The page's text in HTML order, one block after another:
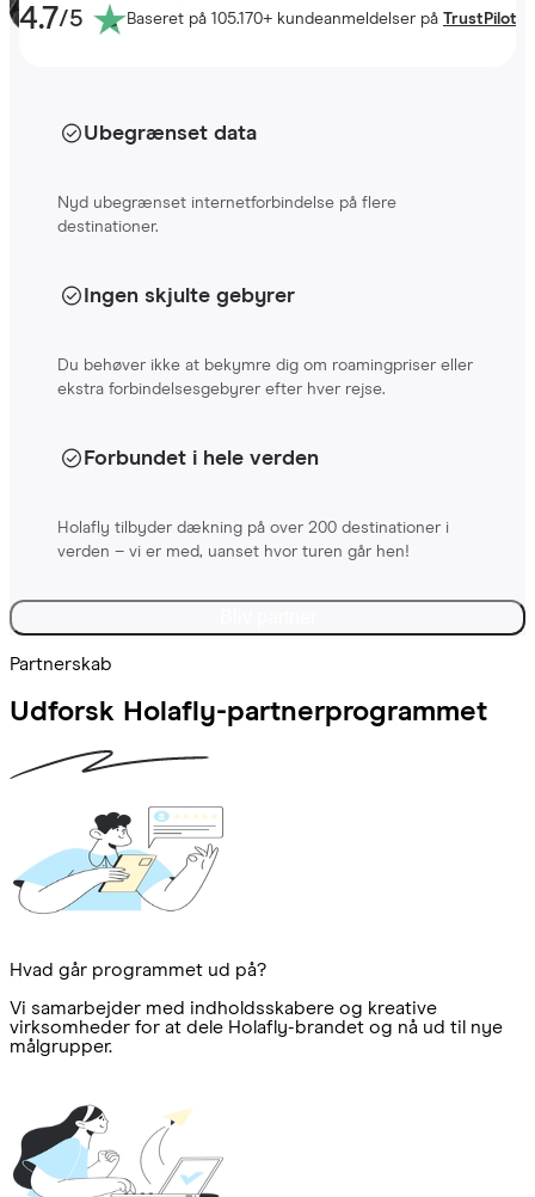
4.7/5 Baseret på 105.170+ kundeanmeldelser på TrustPilot
Ubegrænset data
Nyd ubegrænset internetforbindelse på flere
destinationer.
Ingen skjulte gebyrer
Du behøver ikke at bekymre dig om roamingpriser eller
ekstra forbindelsesgebyrer efter hver rejse.
Forbundet i hele verden
Holafly tilbyder dækning på over 200 destinationer i
verden – vi er med, uanset hvor turen går hen!
Partnerskab
Udforsk Holafly-partnerprogrammet
Hvad går programmet ud på?
Vi samarbejder med indholdsskabere og kreative
virksomheder for at dele Holafly-brandet og nå ud til nye
målgrupper.